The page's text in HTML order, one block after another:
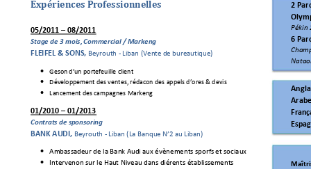
Expériences Professionnelles
05/2011 – 08/2011
Stage de 3 mois, Commercial / Marketing
FLEIFEL & SONS, Beyrouth - Liban (Vente de bureautique)
 Gestion d’un portefeuille client
 Développement des ventes, rédaction des appels d’offres & d evis
 Lancement des campagnes Marketing
01/2010 – 01 /2013
Contrats de sponsoring
BANK AUDI , Beyrouth - Liban (La Banque N’2 au Liban)
 Ambassadeur de la Bank Audi aux évènements sportifs et sociaux
 Intervention sur le Haut Niveau dans différents établissements
2
Pékin
6